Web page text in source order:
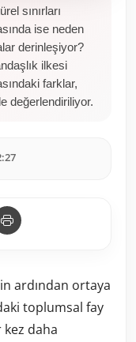
sınırları
ise neden
derinleşiyor?
ilkesi
farklar,
değerlendiriliyor.
ardından ortaya
toplumsal fay
daha